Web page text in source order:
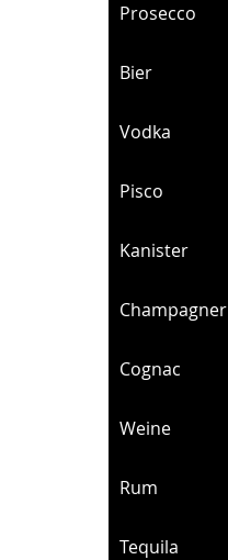
Prosecco
Bier
Vodka
Pisco
Kanister
Champagner
Cognac
Weine
Rum
Tequila